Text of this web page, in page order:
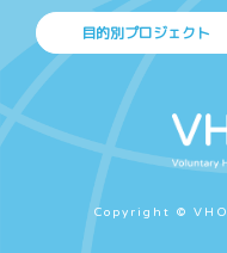
目的別プロジェクト
Copyright ©